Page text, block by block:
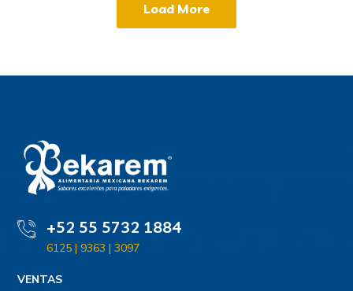
Load More
+52 55 5732 1884
6125 | 9363 | 3097
VENTAS